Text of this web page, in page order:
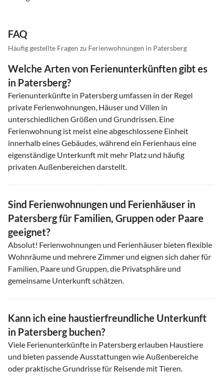
FAQ
Häufig gestellte Fragen zu Ferienwohnungen in Patersberg
Welche Arten von Ferienunterkünften gibt es
in Patersberg?
Ferienunterkünfte in Patersberg umfassen in der Regel
private Ferienwohnungen, Häuser und Villen in
unterschiedlichen Größen und Grundrissen. Eine
Ferienwohnung ist meist eine abgeschlossene Einheit
innerhalb eines Gebäudes, während ein Ferienhaus eine
eigenständige Unterkunft mit mehr Platz und häufig
privaten Außenbereichen darstellt.
Sind Ferienwohnungen und Ferienhäuser in
Patersberg für Familien, Gruppen oder Paare
geeignet?
Absolut! Ferienwohnungen und Ferienhäuser bieten flexible
Wohnräume und mehrere Zimmer und eignen sich daher für
Familien, Paare und Gruppen, die Privatsphäre und
gemeinsame Unterkunft schätzen.
Kann ich eine haustierfreundliche Unterkunft
in Patersberg buchen?
Viele Ferienunterkünfte in Patersberg erlauben Haustiere
und bieten passende Ausstattungen wie Außenbereiche
oder praktische Grundrisse für Reisende mit Tieren.